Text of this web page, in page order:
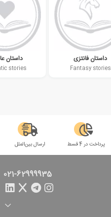
داستان فانتزی
Fantasy stories
داستان
stories
پرداخت در 4 قسط ارسال بین‌الملل
021-62999935